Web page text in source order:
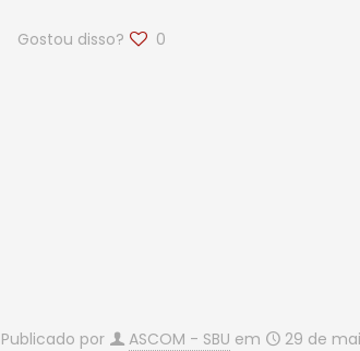
Gostou disso? 0
Publicado por ASCOM - SBU em 29 de